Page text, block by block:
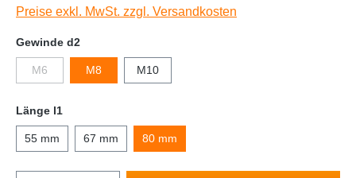
Preise exkl. MwSt. zzgl. Versandkosten
Gewinde d2
M6 M8 M10
Länge l1
55 mm 67 mm 80 mm